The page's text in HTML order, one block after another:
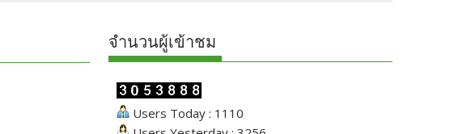
จำนวนผู้เข้าชม
Users Today : 1110